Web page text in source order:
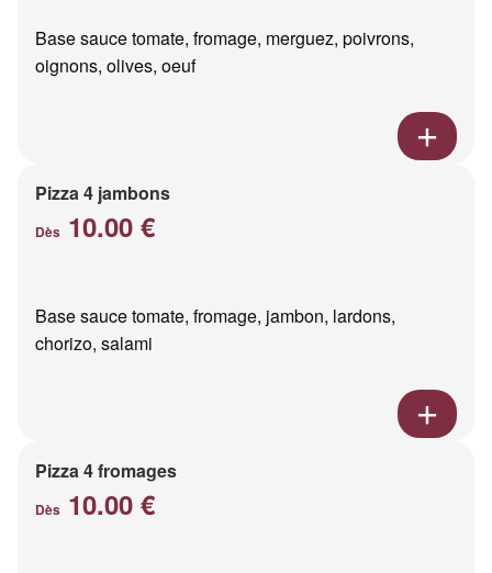
Base sauce tomate, fromage, merguez, poivrons,
oignons, olives, oeuf
Pizza 4 jambons
Dès 10.00 €
Base sauce tomate, fromage, jambon, lardons,
chorizo, salami
Pizza 4 fromages
Dès 10.00 €